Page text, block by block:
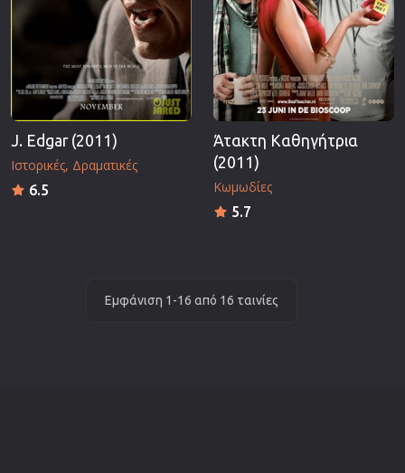
J. Edgar (2011)
Ιστορικές Δραματικές
6.5
Άτακτη Καθηγήτρια
(2011)
Κωμωδίες
5.7
Εμφάνιση 1-16 από 16 ταινίες